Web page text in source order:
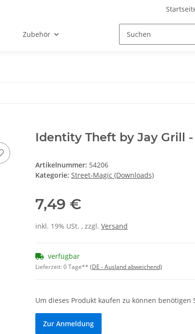
Zubehör
Identity Theft by Jay Grill
Artikelnummer: 54206
Kategorie: Street-Magic (Downloads)
7,49 €
inkl. 19% USt. , zzgl. Versand
verfügbar
Lieferzeit:0 Tage** (DE - Ausland abweichend)
Um dieses Produkt kaufen zu können benötigen
Zur Anmeldung